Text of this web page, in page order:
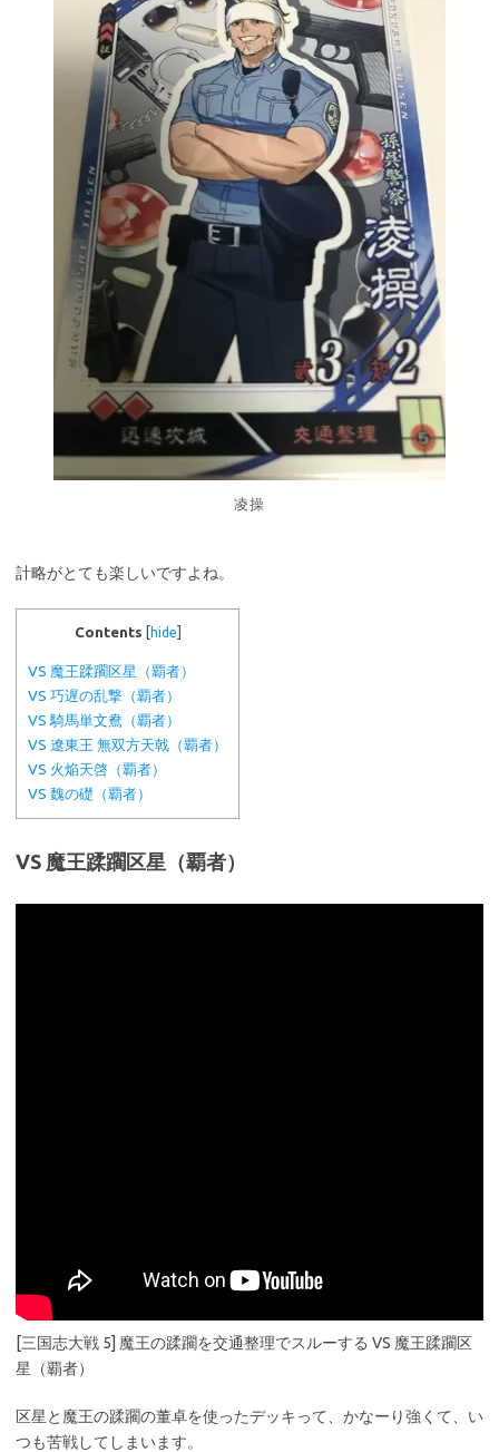
凌操
計略がとても楽しいですよね。
Contents [ hide
VS 魔王蹂躙区星（覇者）
VS 巧遅の乱撃（覇者）
VS 騎馬単文鴦（覇者）
VS 遼東王 無双方天戟（覇者）
VS 火焔天啓（覇者）
VS 魏の礎（覇者）
VS 魔王蹂躙区星（覇者）
[三国志大戦 5] 魔王の蹂躙を交通整理でスルーする VS 魔王蹂躙区
星（覇者）
区星と魔王の蹂躙の董卓を使ったデッキって、かなーり強くて、い
つも苦戦してしまいます。